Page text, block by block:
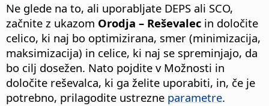
Ne glede na to, ali uporabljate DEPS ali SCO,
začnite z ukazom Orodja – Reševalec in določite
celico, ki naj bo optimizirana, smer (minimizacija,
maksimizacija) in celice, ki naj se spreminjajo, da
bo cilj dosežen. Nato pojdite v Možnosti in
določite reševalca, ki ga želite uporabiti, in, če je
potrebno, prilagodite ustrezne parametre.